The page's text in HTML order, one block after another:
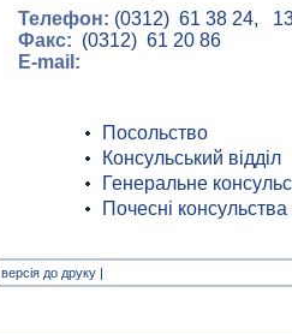
Телефон: (0312) 61 38 24,
Факс: (0312) 61 20 86
E-mail:
Посольство
Консульський відділ
Генеральне
Почесні консульства
версія до друку |